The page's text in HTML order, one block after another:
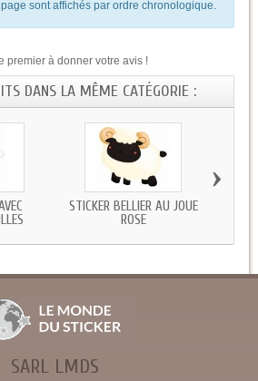
sont affichés par ordre chronologique.
premier à donner votre avis !
DANS LA MÊME CATÉGORIE :
STICKER BELLIER AU JOUE
ROSE
›
SARL LMDS